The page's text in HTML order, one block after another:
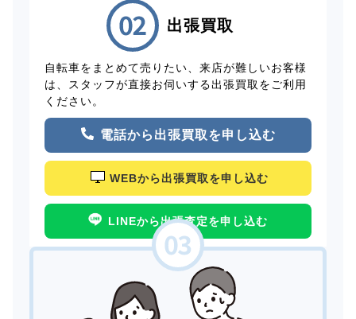
出張買取
自転車をまとめて売りたい、来店が難しいお客様
は、スタッフが直接お伺いする出張買取をご利用
ください。
電話から出張買取を申し込む
WEBから出張買取を申し込む
LINEから出張査定を申し込む